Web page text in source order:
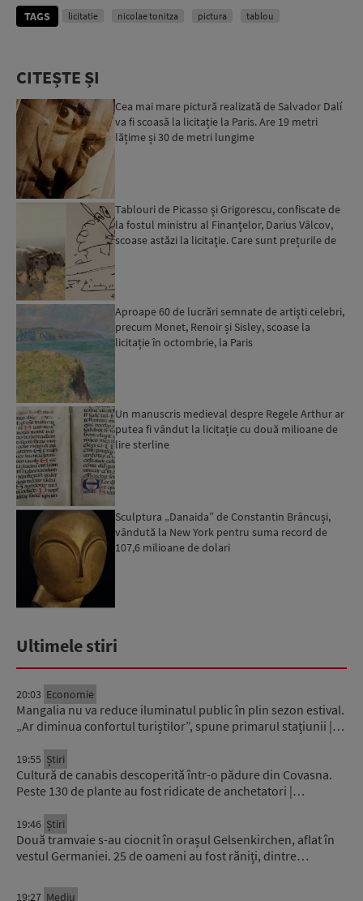
TAGS licitatie nicolae tonitza pictura tablou
CITEȘTE ȘI
Cea mai mare pictură realizată de Salvador Dalí
va fi scoasă la licitație la Paris. Are 19 metri
lățime și 30 de metri lungime
Tablouri de Picasso și Grigorescu, confiscate de
la fostul ministru al Finanţelor, Darius Vâlcov,
scoase astăzi la licitaţie. Care sunt prețurile de
Aproape 60 de lucrări semnate de artiști celebri,
precum Monet, Renoir și Sisley, scoase la
licitație în octombrie, la Paris
Un manuscris medieval despre Regele Arthur ar
putea fi vândut la licitație cu două milioane de
lire sterline
Sculptura „Danaida” de Constantin Brâncuși,
vândută la New York pentru suma record de
107,6 milioane de dolari
Ultimele stiri
20:03 Economie
Mangalia nu va reduce iluminatul public în plin sezon estival.
„Ar diminua confortul turiștilor”, spune primarul stațiunii |…
19:55 Știri
Cultură de canabis descoperită într-o pădure din Covasna.
Peste 130 de plante au fost ridicate de anchetatori |…
19:46 Știri
Două tramvaie s-au ciocnit în orașul Gelsenkirchen, aflat în
vestul Germaniei. 25 de oameni au fost răniți, dintre…
19:27 Mediu